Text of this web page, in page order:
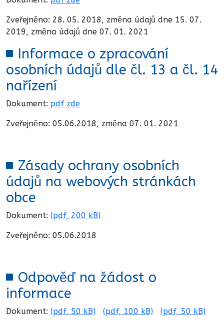
Zveřejněno: 28. 05. 2018, změna údajů dne 15. 07.
2019, změna údajů dne 07. 01. 2021
Informace o zpracování
osobních údajů dle čl. 13 a čl. 14
nařízení
Dokument: pdf zde
Zveřejněno: 05.06.2018, změna 07. 01. 2021
Zásady ochrany osobních
údajů na webových stránkách
obce
Dokument: (pdf, 200 kB)
Zveřejněno: 05.06.2018
Odpověď na žádost o
informace
Dokument: (pdf, 50 kB) (pdf, 100 kB) (pdf, 50 kB)